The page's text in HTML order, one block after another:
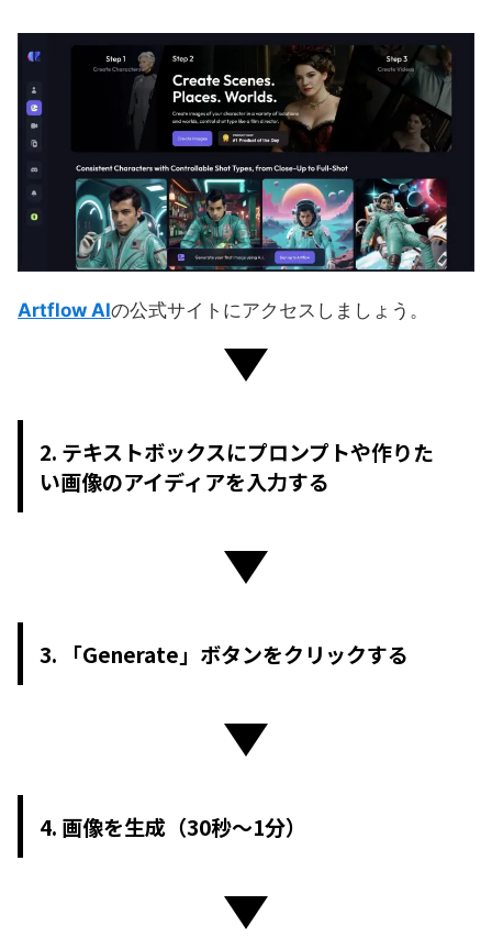
Artflow AIの公式サイトにアクセスしましょう。
2. テキストボックスにプロンプトや作りた
い画像のアイディアを入力する
3. 「Generate」ボタンをクリックする
4. 画像を生成（30秒〜1分）